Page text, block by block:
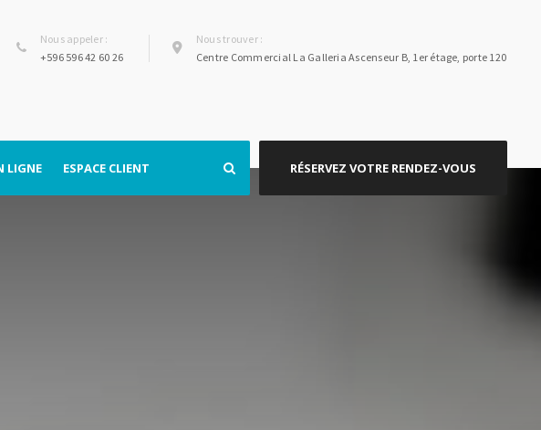
Nous appeler :
+596 596 42 60 26
Nous trouver :
Centre Commercial La Galleria Ascenseur B, 1er étage, porte 120
RÉSERVEZ VOTRE RENDEZ-VOUS
LIGNE ESPACE CLIENT